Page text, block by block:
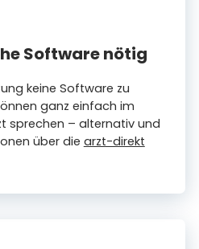
Software nötig
keine Software zu
ganz einfach im
sprechen – alternativ und
über die arzt-direkt